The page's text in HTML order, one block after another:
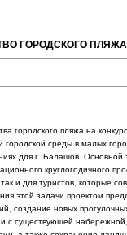
пляжа на конкурс проектов
среды в малых городах и
г. Балашов. Основной задачей проекта
круглогодичного пространства реки
туристов, которые совершают сплав
задачи проектом предлагается
новых прогулочных маршрутов,
набережной,
сохранение ландшафтного-
их обогащение. Источником
ее природные качества, такие как
озер-стариц, извилистое русло